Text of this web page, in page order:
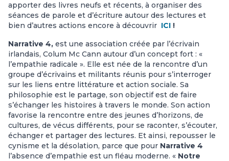
apporter des livres neufs et récents, à organiser des
séances de parole et d’écriture autour des lectures et
bien d’autres actions encore à découvrir ICI !
Narrative 4, est une association créée par l’écrivain
irlandais, Colum Mc Cann autour d’un concept fort : «
l’empathie radicale ». Elle est née de la rencontre d’un
groupe d’écrivains et militants réunis pour s’interroger
sur les liens entre littérature et action sociale. Sa
philosophie est le partage, son objectif est de faire
s’échanger les histoires à travers le monde. Son action
favorise la rencontre entre des jeunes d’horizons, de
cultures, de vécus différents, pour se raconter, s’écouter,
échanger et partager des lectures. Et ainsi, repousser le
cynisme et la désolation, parce que pour Narrative 4
l’absence d’empathie est un fléau moderne. « Notre